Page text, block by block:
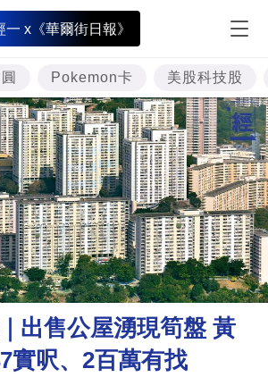
一 x《華爾街日報》
Pokemon卡 美股科技股
出售公屋湧現筍盤 黃
實呎、2百萬有找